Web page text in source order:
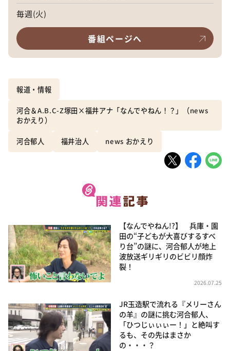
毎週(火)
番組ページへ
報道・情報
河合＆A.B.C-Z塚田×福井アナ「なんでやねん！？」（news
おかえり）
河合郁人 福井治人 news おかえり
【なんでやねん!?】 兵庫・園
田の“子どもが大喜びするすべ
り台”の謎に、河合郁人が地上
波放送ギリギリのビビリ顔炸
裂！
2026.07.25
JR玉造駅で流れる『メリーさん
の羊』の謎に挑む河合郁人、
「ひつじぃぃぃー！」と絶叫す
るも、その先はまさか
の・・・？